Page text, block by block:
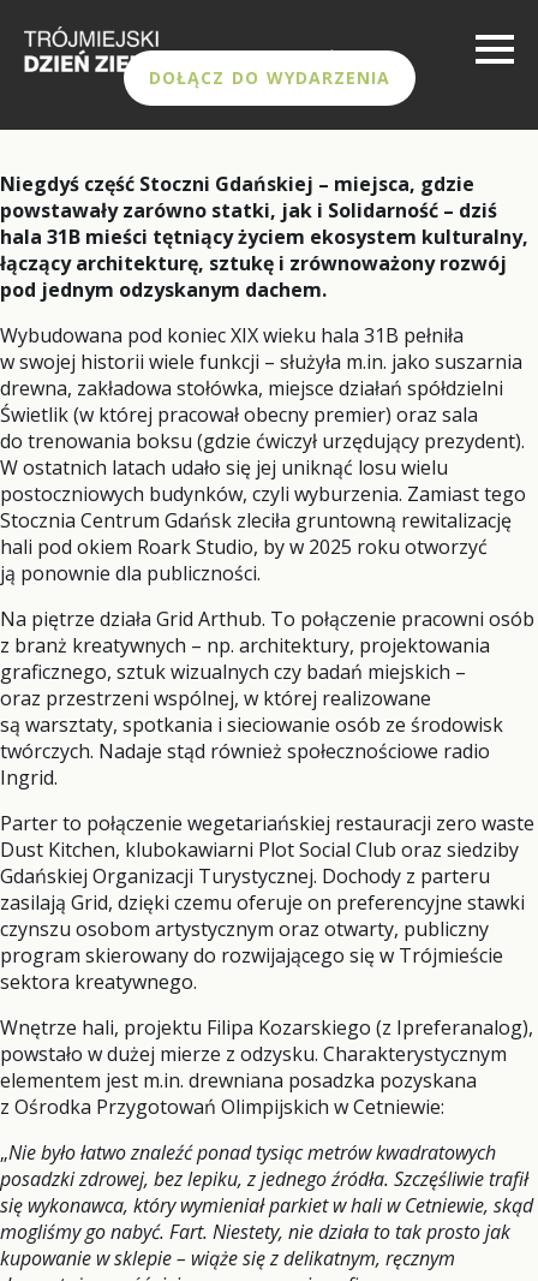
DOŁĄCZ DO WYDARZENIA
Niegdyś część Stoczni Gdańskiej – miejsca, gdzie
powstawały zarówno statki, jak i Solidarność – dziś
hala 31B mieści tętniący życiem ekosystem kulturalny,
łączący architekturę, sztukę i zrównoważony rozwój
pod jednym odzyskanym dachem.
Wybudowana pod koniec XIX wieku hala 31B pełniła
w swojej historii wiele funkcji – służyła m.in. jako suszarnia
drewna, zakładowa stołówka, miejsce działań spółdzielni
Świetlik (w której pracował obecny premier) oraz sala
do trenowania boksu (gdzie ćwiczył urzędujący prezydent).
W ostatnich latach udało się jej uniknąć losu wielu
postoczniowych budynków, czyli wyburzenia. Zamiast tego
Stocznia Centrum Gdańsk zleciła gruntowną rewitalizację
hali pod okiem Roark Studio, by w 2025 roku otworzyć
ją ponownie dla publiczności.
Na piętrze działa Grid Arthub. To połączenie pracowni osób
z branż kreatywnych – np. architektury, projektowania
graficznego, sztuk wizualnych czy badań miejskich –
oraz przestrzeni wspólnej, w której realizowane
są warsztaty, spotkania i sieciowanie osób ze środowisk
twórczych. Nadaje stąd również społecznościowe radio
Ingrid.
Parter to połączenie wegetariańskiej restauracji zero waste
Dust Kitchen, klubokawiarni Plot Social Club oraz siedziby
Gdańskiej Organizacji Turystycznej. Dochody z parteru
zasilają Grid, dzięki czemu oferuje on preferencyjne stawki
czynszu osobom artystycznym oraz otwarty, publiczny
program skierowany do rozwijającego się w Trójmieście
sektora kreatywnego.
Wnętrze hali, projektu Filipa Kozarskiego (z Ipreferanalog),
powstało w dużej mierze z odzysku. Charakterystycznym
elementem jest m.in. drewniana posadzka pozyskana
z Ośrodka Przygotowań Olimpijskich w Cetniewie:
„Nie było łatwo znaleźć ponad tysiąc metrów kwadratowych
posadzki zdrowej, bez lepiku, z jednego źródła. Szczęśliwie trafił
się wykonawca, który wymieniał parkiet w hali w Cetniewie, skąd
mogliśmy go nabyć. Fart. Niestety, nie działa to tak prosto jak
kupowanie w sklepie – wiąże się z delikatnym, ręcznym